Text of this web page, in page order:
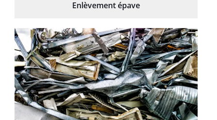
Enlèvement épave